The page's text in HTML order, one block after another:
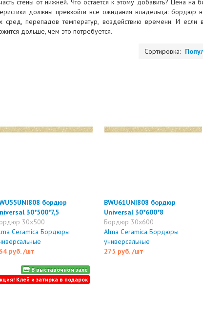
стены от нижней. Что остается к этому добавить? Цена
должны превзойти все ожидания владельца: бордюр
сред, перепадов температур, воздействию времени. И
дольше, чем это потребуется.
Сортировка:
бордюр
30*500*7,5
30x500
Ceramica Бордюры
руб./шт
BWU61UNI808 бордюр
Universal 30*600*8
Бордюр 30x600
Alma Ceramica Бордюры
универсальные
275 руб./шт
В выставочном зале
Клей и затирка в подарок